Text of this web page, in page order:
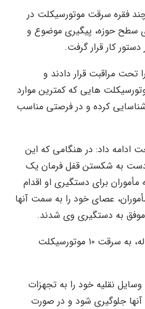
فقره سرقت موتورسیکلت در
سطح حوزه، پیگیری موضوع و
کار قرار گرفت.
تحت مراقبت قرار دادند و
هایی که کمترین موارد
شناسایی کرده و در فرصتی مناسب
ادامه داد: در هنگامی که این
به شکستن قفل فرمان یک
برای دستگیری او اقدام
عصای خود را به سمت آنها
موفق به دستگیری وی شدند.
باباپور گفت: این متهم ۴۲ ساله، به سرقت ۱۰ موتورسیکلت
نقلیه خود را به تجهزات
آنها جلوگیری شود و در صورت